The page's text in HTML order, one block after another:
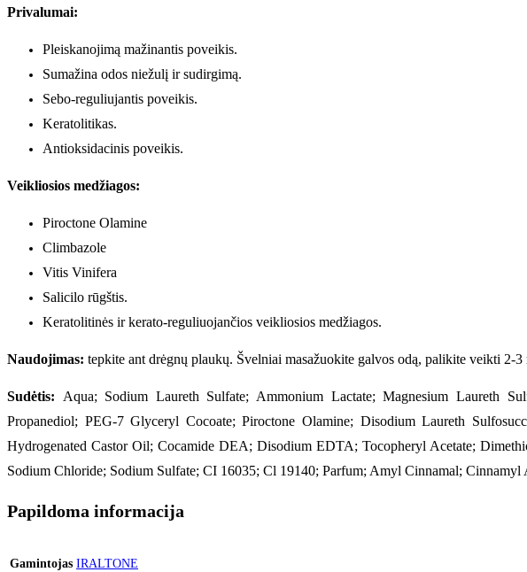
Privalumai:
Pleiskanojimą mažinantis poveikis.
Sumažina odos niežulį ir sudirgimą.
Sebo-reguliujantis poveikis.
Keratolitikas.
Antioksidacinis poveikis.
Veikliosios medžiagos:
Piroctone Olamine
Climbazole
Vitis Vinifera
Salicilo rūgštis.
Keratolitinės ir kerato-reguliuojančios veikliosios medžiagos.
Naudojimas: tepkite ant drėgnų plaukų. Švelniai masažuokite galvos odą, palikite veikti 2-
Sudėtis: Aqua; Sodium Laureth Sulfate; Ammonium Lactate; Magnesium Laureth
Propanediol; PEG-7 Glyceryl Cocoate; Piroctone Olamine; Disodium Laureth
Hydrogenated Castor Oil; Cocamide DEA; Disodium EDTA; Tocopheryl Acetate;
Sodium Chloride; Sodium Sulfate; CI 16035; Cl 19140; Parfum; Amyl Cinnamal;
Papildoma informacija
Gamintojas IRALTONE